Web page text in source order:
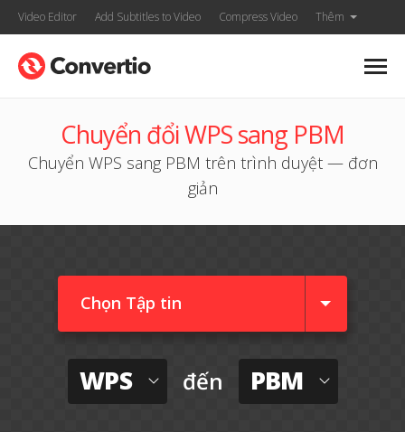
Video Editor Add Subtitles to Video Compress Video Thêm
Chuyển đổi WPS sang PBM
Chuyển WPS sang PBM trên trình duyệt — đơn
giản
Chọn Tập tin
WPS đến PBM